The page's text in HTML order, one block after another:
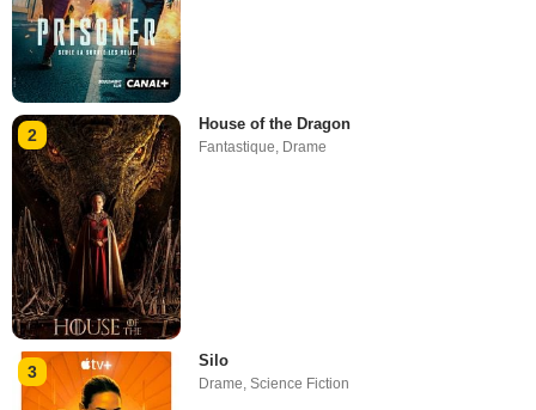
2
House of the Dragon
Fantastique Drame
3
Silo
Drame,Science Fiction